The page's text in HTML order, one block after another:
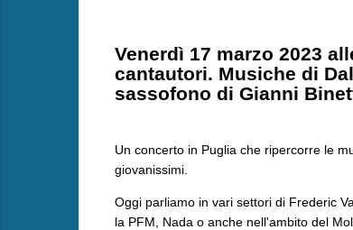
Venerdì 17 marzo 2023
cantautori. Musiche di
sassofono di Gianni
Un concerto in Puglia che ripercorre le
giovanissimi.
Oggi parliamo in vari settori di Frederic
la PFM, Nada o anche nell'ambito del